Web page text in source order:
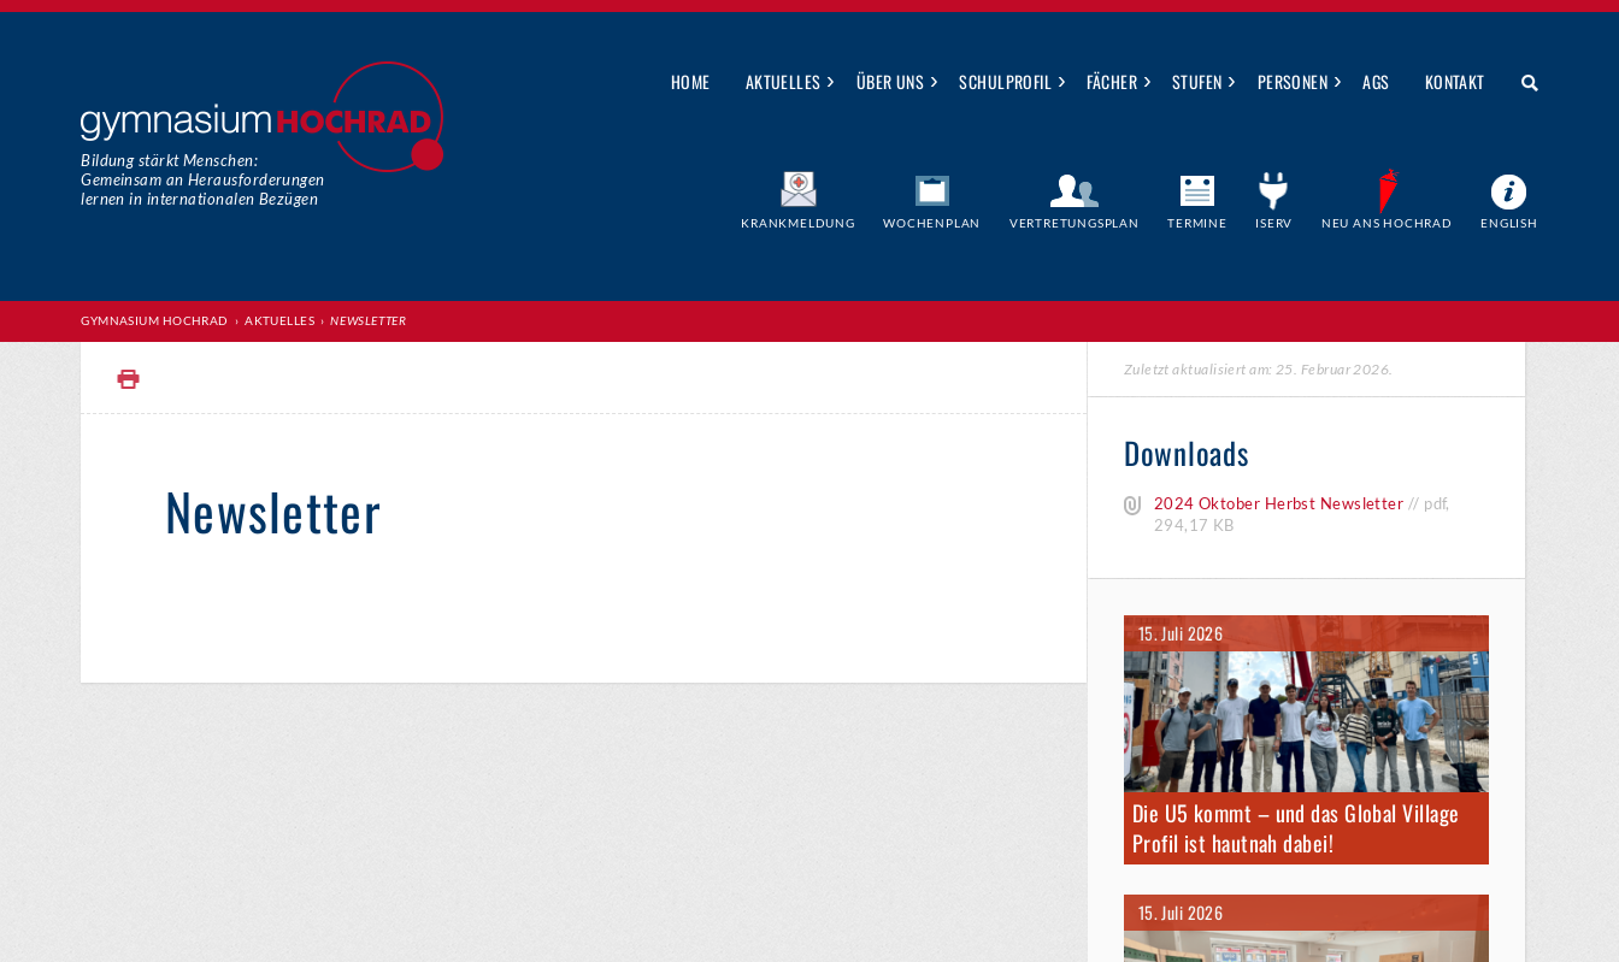
HOME AKTUELLES › ÜBER UNS › SCHULPROFIL › FÄCHER › STUFEN › PERSONEN › AGS KONTAKT
Bildung stärkt Menschen:
Gemeinsam an Herausforderungen
lernen in internationalen Bezügen
KRANKMELDUNG WOCHENPLAN VERTRETUNGSPLAN TERMINE ISERV NEU ANS HOCHRAD ENGLISH
GYMNASIUM HOCHRAD ›AKTUELLES ›NEWSLETTER
Newsletter
Zuletzt aktualisiert am: 25. Februar 2026.
Downloads
2024 Oktober Herbst Newsletter // pdf,
294,17 KB
15. Juli 2026
Die U5 kommt – und das Global Village
Profil ist hautnah dabei!
15. Juli 2026